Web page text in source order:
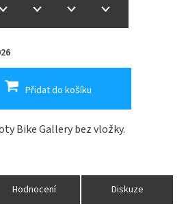
Přidat do košíku
Bike Gallery bez vložky.
Hodnocení Diskuze